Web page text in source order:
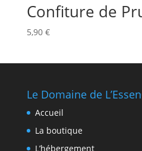
Confiture de
5,90 €
Le Domaine de
Accueil
La boutique
L’hébergement